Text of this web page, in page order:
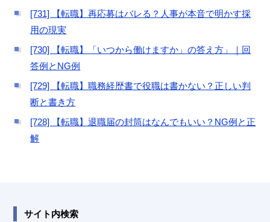
[731] 【転職】再応募はバレる？人事が本音で明かす採
用の現実
[730] 【転職】「いつから働けますか」の答え方」｜回
答例とNG例
[729] 【転職】職務経歴書で役職は書かない？正しい判
断と書き方
[728] 【転職】退職届の封筒はなんでもいい？NG例と正
解
サイト内検索